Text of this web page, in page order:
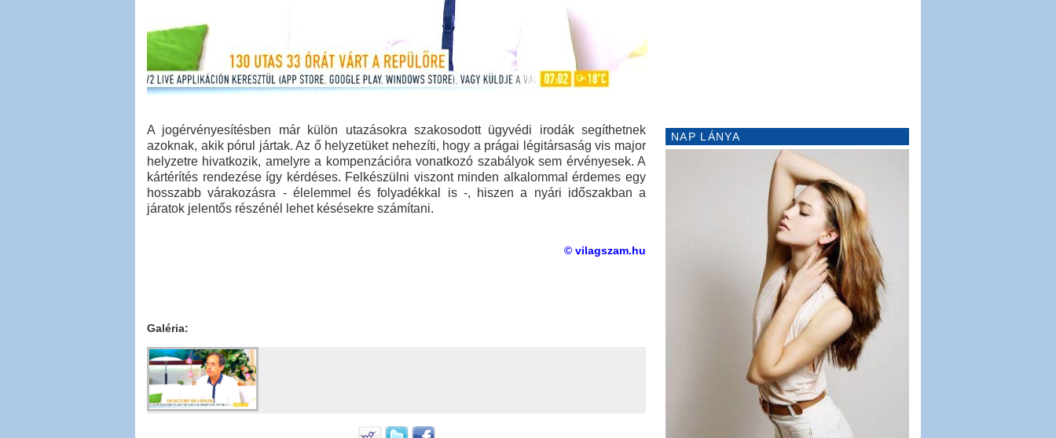
A jogérvényesítésben már külön utazásokra szakosodott ügyvédi irodák segíthetnek
azoknak, akik pórul jártak. Az ő helyzetüket nehezíti, hogy a prágai légitársaság vis major
helyzetre hivatkozik, amelyre a kompenzációra vonatkozó szabályok sem érvényesek. A
kártérítés rendezése így kérdéses. Felkészülni viszont minden alkalommal érdemes egy
hosszabb várakozásra - élelemmel és folyadékkal is -, hiszen a nyári időszakban a
járatok jelentős részénél lehet késésekre számítani.
© vilagszam.hu
Galéria:
NAP LÁNYA